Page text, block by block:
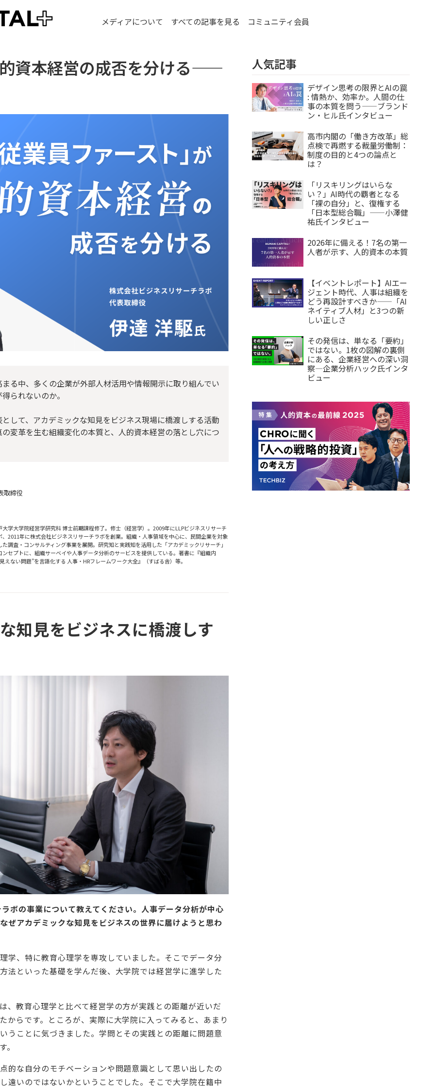
メディアについて すべての記事を見る コミュニティ会員
資本経営の成否を分ける——
る中、多くの企業が外部人材活用や情報開示に取り組んでい
られないのか。
して、アカデミックな知見をビジネス現場に橋渡しする活動
変革を生む組織変化の本質と、人的資本経営の落とし穴につ
取締役
大学大学院経営学研究科 博士前期課程修了。修士（経営学）。2009年にLLPビジネスリサーチ
、2011年に株式会社ビジネスリサーチラボを創業。組織・人事領域を中心に、民間企業を対象
た調査・コンサルティング事業を展開。研究知と実践知を活用した「アカデミックリサーチ」
ンセプトに、組織サーベイや人事データ分析のサービスを提供している。著書に『組織内
えない問題”を言語化する 人事・HRフレームワーク大全』（すばる舎）等。
知見をビジネスに橋渡しす
ボの事業について教えてください。人事データ分析が中心
ぜアカデミックな知見をビジネスの世界に届けようと思わ
学、特に教育心理学を専攻していました。そこでデータ分
法といった基礎を学んだ後、大学院では経営学に進学した
、教育心理学と比べて経営学の方が実践との距離が近いだ
からです。ところが、実際に大学院に入ってみると、あまり
うことに気づきました。学問とその実践との距離に問題意
的な自分のモチベーションや問題意識として思い出したの
遠いのではないかということでした。そこで大学院在籍中
人気記事
デザイン思考の限界とAIの罠
: 情熱か、効率か。人間の仕
事の本質を問う——ブランド
ン・ヒル氏インタビュー
高市内閣の「働き方改革」総
点検で再燃する裁量労働制：
制度の目的と4つの論点と
は？
「リスキリングはいらな
い？」AI時代の覇者となる
「裸の自分」と、復権する
「日本型総合職」——小澤健
祐氏インタビュー
2026年に備える！7名の第一
人者が示す、人的資本の本質
【イベントレポート】AIエー
ジェント時代、人事は組織を
どう再設計すべきか——「AI
ネイティブ人材」と3つの新
しい正しさ
その発信は、単なる「要約」
ではない。1枚の図解の裏側
にある、企業経営への深い洞
察—企業分析ハック氏インタ
ビュー